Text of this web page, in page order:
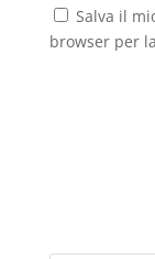
Salva il
browser per